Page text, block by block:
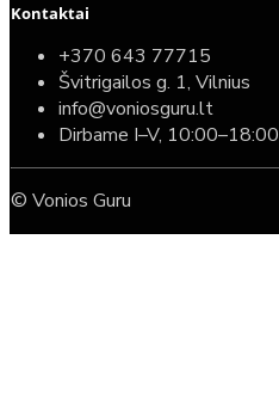
Kontaktai
+370 643 77715
Švitrigailos g. 1, Vilnius
info@voniosguru.lt
Dirbame I–V, 10:00–18:00
© Vonios Guru